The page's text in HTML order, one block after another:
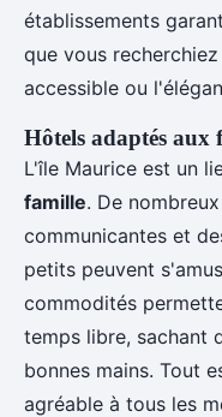
établissements
que vous
accessible ou
Hôtels adaptés aux
L'île Maurice est un
famille. De
communicantes et
petits peuvent
commodités
temps libre, sachant
bonnes mains. Tout
agréable à tous les